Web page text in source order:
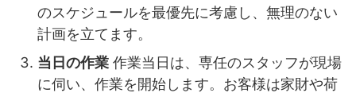
のスケジュールを最優先に考慮し、無理のない
計画を立てます。
当日の作業 作業当日は、専任のスタッフが現場
に伺い、作業を開始します。お客様は家財や荷